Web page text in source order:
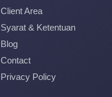
Client Area
Syarat & Ketentuan
Blog
Contact
Privacy Policy